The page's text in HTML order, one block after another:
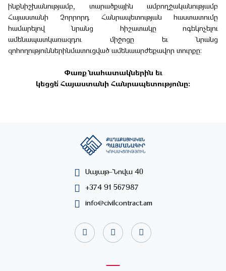
ինքնիշխանությամբ, տարածքային ամբողջականությամբ
Հայաստանի Չորրորդ Հանրապետության հաստատումը
համարելով նրանց հիշատակը ոգեկոչելու
ամենապատկառազդու միջոցը եւ նրանց
զոհողություններինմատուցված ամենաարժեքավոր տուրքը։
Փառք նահատակներին եւ
կեցցե՛ Հայաստանի Հանրապետությունը։
Սայաթ-Նովա 40
+374 91 567987
info@civilcontract.am